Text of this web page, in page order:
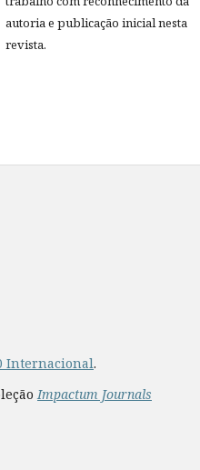
autoria e publicação inicial nesta
revista.
Internacional.
Impactum Journals